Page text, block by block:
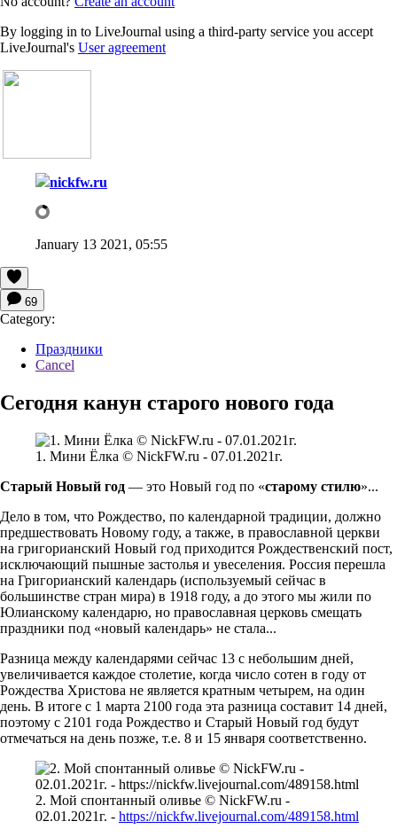
By logging in to LiveJournal using a third-party service you accept
LiveJournal's User agreement
nickfw.ru
January 13 2021, 05:55
69
Category:
Праздники
Cancel
Сегодня канун старого нового года
1. Мини Ёлка © NickFW.ru - 07.01.2021г.
Старый Новый год — это Новый год по «старому стилю»...
Дело в том, что Рождество, по календарной традиции, должно
предшествовать Новому году, а также, в православной церкви
на григорианский Новый год приходится Рождественский пост,
исключающий пышные застолья и увеселения. Россия перешла
на Григорианский календарь (используемый сейчас в
большинстве стран мира) в 1918 году, а до этого мы жили по
Юлианскому календарю, но православная церковь смещать
праздники под «новый календарь» не стала...
Разница между календарями сейчас 13 с небольшим дней,
увеличивается каждое столетие, когда число сотен в году от
Рождества Христова не является кратным четырем, на один
день. В итоге с 1 марта 2100 года эта разница составит 14 дней,
поэтому с 2101 года Рождество и Старый Новый год будут
отмечаться на день позже, т.е. 8 и 15 января соответственно.
2. Мой спонтанный оливье © NickFW.ru -
02.01.2021г. - https://nickfw.livejournal.com/489158.html